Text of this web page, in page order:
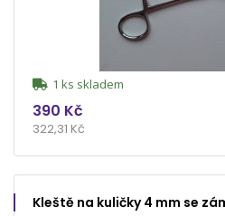
1 ks skladem
390 Kč
322,31 Kč
Kleště na kuličky 4 mm se